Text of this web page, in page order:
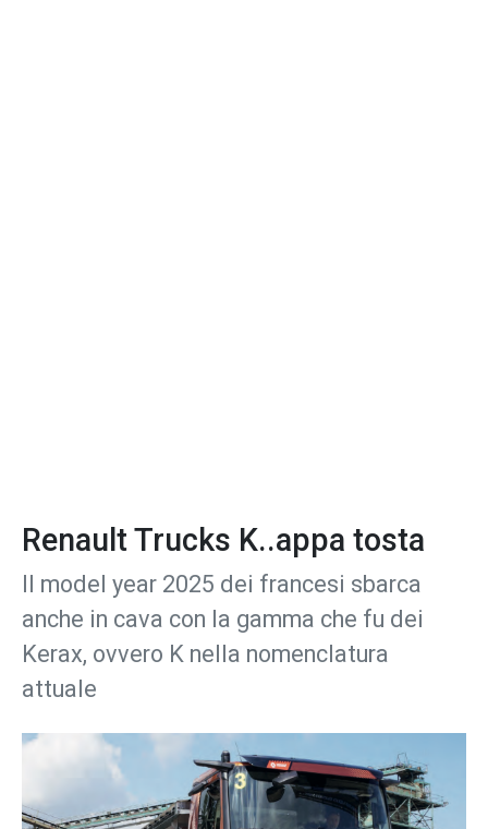
Renault Trucks K..appa tosta
Il model year 2025 dei francesi sbarca
anche in cava con la gamma che fu dei
Kerax, ovvero K nella nomenclatura
attuale